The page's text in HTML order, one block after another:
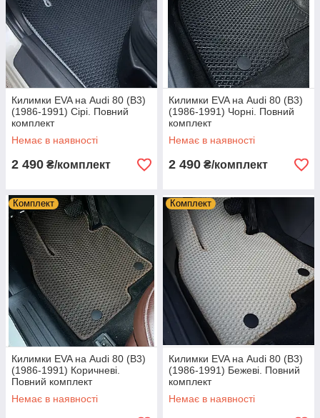
Килимки EVA на Audi 80 (B3)
(1986-1991) Сірі. Повний
комплект
Немає в наявності
2 490 ₴/комплект
Килимки EVA на Audi 80 (B3)
(1986-1991) Чорні. Повний
комплект
Немає в наявності
2 490 ₴/комплект
Комплект
Килимки EVA на Audi 80 (B3)
(1986-1991) Коричневі.
Повний комплект
Немає в наявності
Комплект
Килимки EVA на Audi 80 (B3)
(1986-1991) Бежеві. Повний
комплект
Немає в наявності